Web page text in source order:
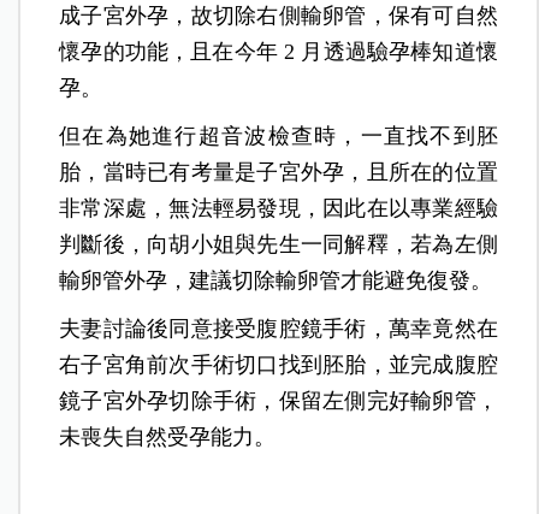
成子宮外孕，故切除右側輸卵管，保有可自然
懷孕的功能，且在今年 2 月透過驗孕棒知道懷
孕。
但在為她進行超音波檢查時，一直找不到胚
胎，當時已有考量是子宮外孕，且所在的位置
非常深處，無法輕易發現，因此在以專業經驗
判斷後，向胡小姐與先生一同解釋，若為左側
輸卵管外孕，建議切除輸卵管才能避免復發。
夫妻討論後同意接受腹腔鏡手術，萬幸竟然在
右子宮角前次手術切口找到胚胎，並完成腹腔
鏡子宮外孕切除手術，保留左側完好輸卵管，
未喪失自然受孕能力。